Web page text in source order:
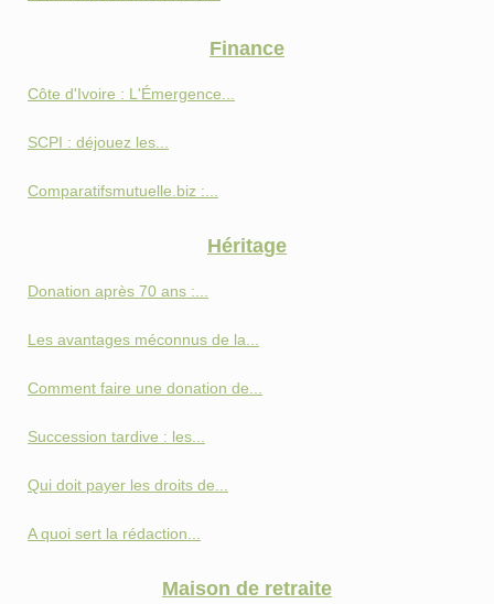
Finance
Côte d'Ivoire : L'Émergence...
SCPI : déjouez les...
Comparatifsmutuelle.biz :...
Héritage
Donation après 70 ans :...
Les avantages méconnus de la...
Comment faire une donation de...
Succession tardive : les...
Qui doit payer les droits de...
A quoi sert la rédaction...
Maison de retraite